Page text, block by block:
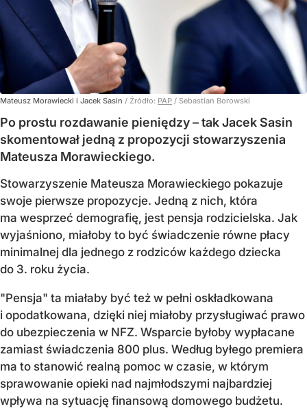
Mateusz Morawiecki i Jacek Sasin / Źródło: PAP / Sebastian Borowski
Po prostu rozdawanie pieniędzy – tak Jacek Sasin
skomentował jedną z propozycji stowarzyszenia
Mateusza Morawieckiego.
Stowarzyszenie Mateusza Morawieckiego pokazuje
swoje pierwsze propozycje. Jedną z nich, która
ma wesprzeć demografię, jest pensja rodzicielska. Jak
wyjaśniono, miałoby to być świadczenie równe płacy
minimalnej dla jednego z rodziców każdego dziecka
do 3. roku życia.
"Pensja" ta miałaby być też w pełni oskładkowana
i opodatkowana, dzięki niej miałoby przysługiwać prawo
do ubezpieczenia w NFZ. Wsparcie byłoby wypłacane
zamiast świadczenia 800 plus. Według byłego premiera
ma to stanowić realną pomoc w czasie, w którym
sprawowanie opieki nad najmłodszymi najbardziej
wpływa na sytuację finansową domowego budżetu.